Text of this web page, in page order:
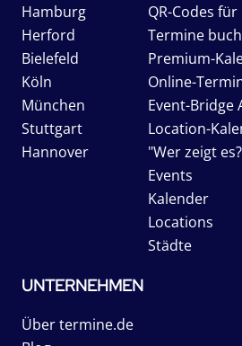
Hamburg
Herford
Bielefeld
Köln
München
Stuttgart
Hannover
QR-Codes
Termine
Premium-
Online-
Event-Bridge
Location-
"Wer zeigt
Events
Kalender
Locations
Städte
UNTERNEHMEN
Über termine.de